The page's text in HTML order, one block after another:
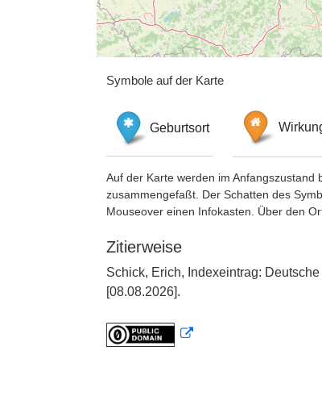
Symbole auf der Karte
Geburtsort
Auf der Karte werden im
zusammengefaßt. Der Schatten des
Mouseover einen Infokasten. Über den
Zitierweise
Schick, Erich, Indexeintrag:
[08.08.2026].